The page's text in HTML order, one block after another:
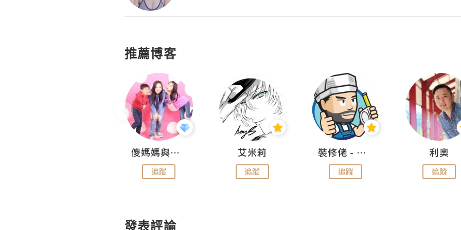
推薦博客
儍媽媽與兩隻小魔怪之家
追蹤
艾米莉
追蹤
裝修佬 - 香港一站式網上裝修平台
追蹤
利奧
追蹤
發表評論